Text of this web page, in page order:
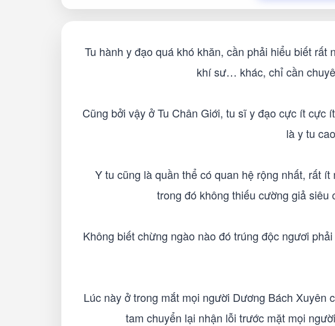
Tu hành y đạo quá khó khăn, cần phải hiểu biết
khí sư… khác, chỉ cần
Cũng bởi vậy ở Tu Chân Giới, tu sĩ y đạo cực ít
là y tu
Y tu cũng là quần thể có quan hệ rộng nhất, rất
trong đó không thiếu cường giả
Không biết chừng ngào nào đó trúng độc ngươi
Lúc này ở trong mắt mọi người Dương Bách
tam chuyển lại nhận lỗi trước mặt mọi